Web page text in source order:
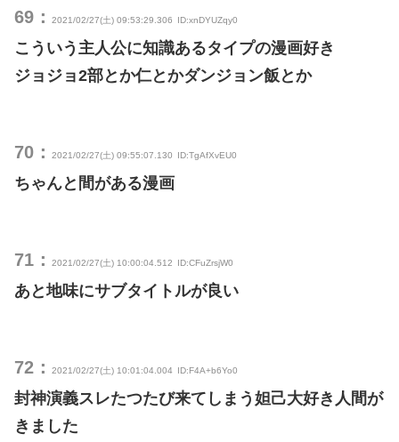
69： 2021/02/27(土) 09:53:29.306 ID:xnDYUZqy0
こういう主人公に知識あるタイプの漫画好き
ジョジョ2部とか仁とかダンジョン飯とか
70： 2021/02/27(土) 09:55:07.130 ID:TgAfXvEU0
ちゃんと間がある漫画
71： 2021/02/27(土) 10:00:04.512 ID:CFuZrsjW0
あと地味にサブタイトルが良い
72： 2021/02/27(土) 10:01:04.004 ID:F4A+b6Yo0
封神演義スレたつたび来てしまう妲己大好き人間が
きました